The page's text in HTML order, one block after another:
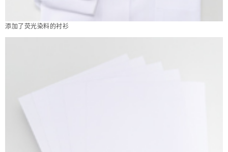
添加了荧光染料的衬衫